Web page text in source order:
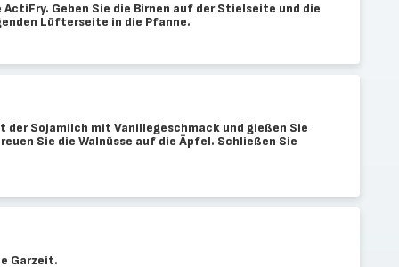
ActiFry. Geben Sie die Birnen auf der Stielseite und die
Lüfterseite in die Pfanne.
der Sojamilch mit Vanillegeschmack und gießen Sie
Sie die Walnüsse auf die Äpfel. Schließen Sie
Garzeit.